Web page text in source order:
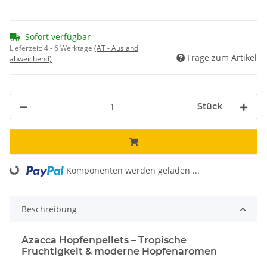
Sofort verfügbar
Lieferzeit:4 - 6 Werktage (AT - Ausland
abweichend)
Frage zum Artikel
Stück
Loading... Komponenten werden geladen ...
Beschreibung
Azacca Hopfenpellets – Tropische
Fruchtigkeit & moderne Hopfenaromen